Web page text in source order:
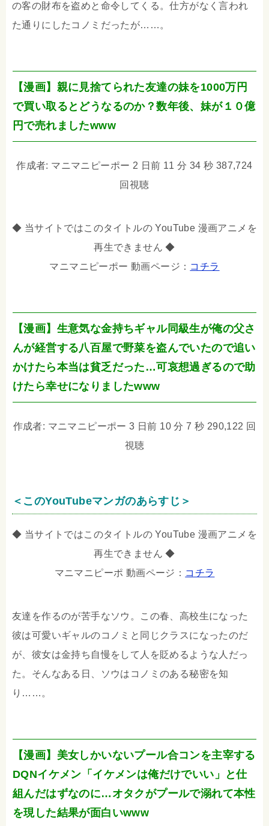
の客の財布を盗めと命令してくる。仕方がなく言われ
た通りにしたコノミだったが……。
【漫画】親に見捨てられた友達の妹を1000万円
で買い取るとどうなるのか？数年後、妹が１０億
円で売れましたwww
作成者: マニマニピーポー 2 日前 11 分 34 秒 387,724
回視聴
◆ 当サイトではこのタイトルの YouTube 漫画アニメを
再生できません ◆
マニマニピーポー 動画ページ： コチラ
【漫画】生意気な金持ちギャル同級生が俺の父さ
んが経営する八百屋で野菜を盗んでいたので追い
かけたら本当は貧乏だった…可哀想過ぎるので助
けたら幸せになりましたwww
作成者: マニマニピーポー 3 日前 10 分 7 秒 290,122 回
視聴
＜このYouTubeマンガのあらすじ＞
◆ 当サイトではこのタイトルの YouTube 漫画アニメを
再生できません ◆
マニマニピーポ 動画ページ： コチラ
友達を作るのが苦手なソウ。この春、高校生になった
彼は可愛いギャルのコノミと同じクラスになったのだ
が、彼女は金持ち自慢をして人を貶めるような人だっ
た。そんなある日、ソウはコノミのある秘密を知
り……。
【漫画】美女しかいないプール合コンを主宰する
DQNイケメン「イケメンは俺だけでいい」と仕
組んだはずなのに…オタクがプールで溺れて本性
を現した結果が面白いwww